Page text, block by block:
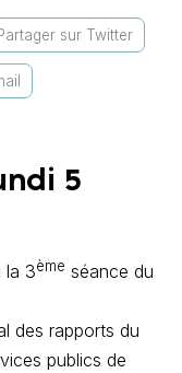
Partager sur Twitter
5
la 3ème séance du
des rapports du
publics de